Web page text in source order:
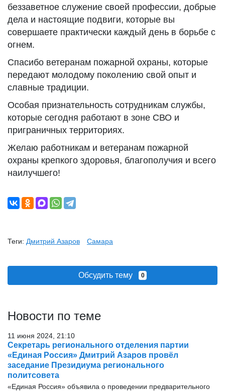
беззаветное служение своей профессии, добрые
дела и настоящие подвиги, которые вы
совершаете практически каждый день в борьбе с
огнем.
Спасибо ветеранам пожарной охраны, которые
передают молодому поколению свой опыт и
славные традиции.
Особая признательность сотрудникам службы,
которые сегодня работают в зоне СВО и
приграничных территориях.
Желаю работникам и ветеранам пожарной
охраны крепкого здоровья, благополучия и всего
наилучшего!
Теги: Дмитрий Азаров Самара
Обсудить тему 0
Новости по теме
11 июня 2024, 21:10
Секретарь регионального отделения партии
«Единая Россия» Дмитрий Азаров провёл
заседание Президиума регионального
политсовета
«Единая Россия» объявила о проведении предварительного